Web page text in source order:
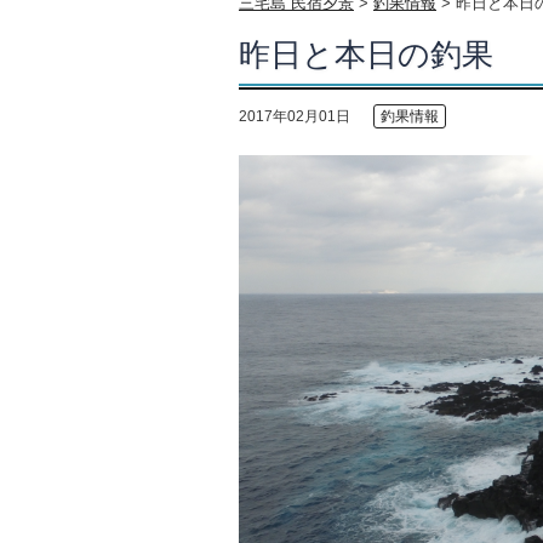
昨日と本日の釣果
2017年02月01日 釣果情報